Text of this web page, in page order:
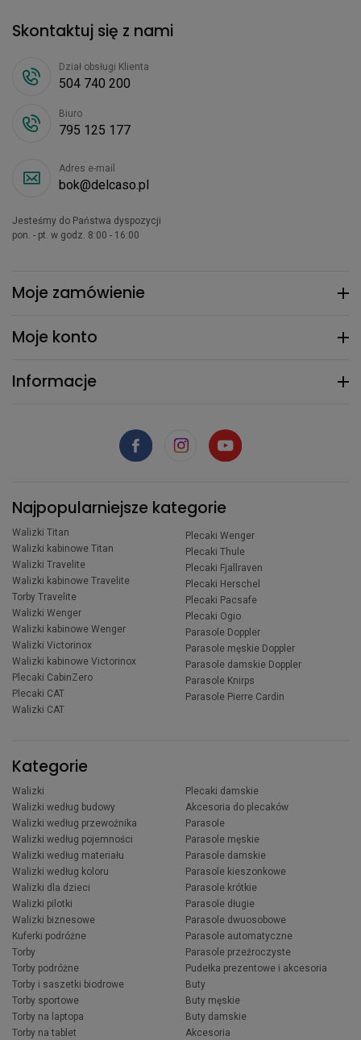
Moje zamówienie
Moje konto
Informacje
Skontaktuj się z nami
Dział obsługi Klienta
504 740 200
Biuro
795 125 177
Adres e-mail
bok@delcaso.pl
Jesteśmy do Państwa dyspozycji
pon. - pt. w godz. 8:00 - 16:00
Najpopularniejsze kategorie
Walizki Titan
Walizki kabinowe Titan
Walizki Travelite
Walizki kabinowe Travelite
Torby Travelite
Walizki Wenger
Walizki kabinowe Wenger
Walizki Victorinox
Walizki kabinowe Victorinox
Plecaki CabinZero
Plecaki CAT
Walizki CAT
Plecaki Wenger
Plecaki Thule
Plecaki Fjallraven
Plecaki Herschel
Plecaki Pacsafe
Plecaki Ogio
Parasole Doppler
Parasole męskie Doppler
Parasole damskie Doppler
Parasole Knirps
Parasole Pierre Cardin
Kategorie
Walizki
Walizki według budowy
Walizki według przewoźnika
Walizki według pojemności
Walizki według materiału
Walizki według koloru
Walizki dla dzieci
Walizki pilotki
Walizki biznesowe
Kuferki podróżne
Torby
Torby podróżne
Torby i saszetki biodrowe
Torby sportowe
Torby na laptopa
Torby na tablet
Plecaki damskie
Akcesoria do plecaków
Parasole
Parasole męskie
Parasole damskie
Parasole kieszonkowe
Parasole krótkie
Parasole długie
Parasole dwuosobowe
Parasole automatyczne
Parasole przeźroczyste
Pudełka prezentowe i akcesoria
Buty
Buty męskie
Buty damskie
Akcesoria